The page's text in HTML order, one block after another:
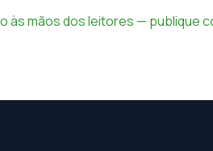
às mãos dos leitores — publique